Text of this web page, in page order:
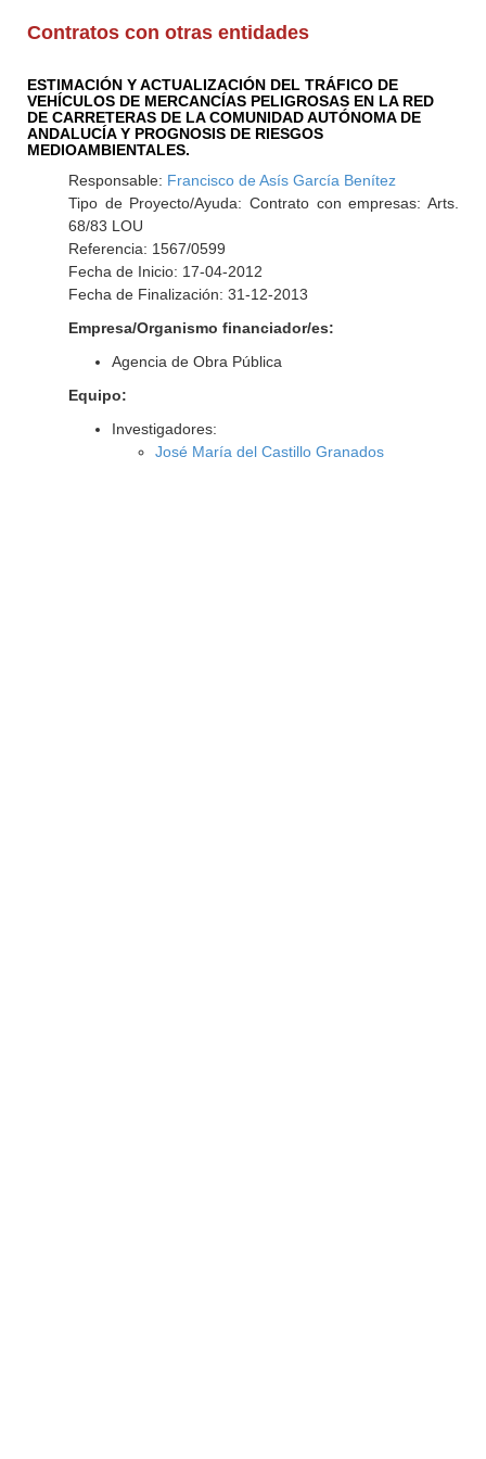
Contratos con otras entidades
ESTIMACIÓN Y ACTUALIZACIÓN DEL TRÁFICO DE
VEHÍCULOS DE MERCANCÍAS PELIGROSAS EN LA RED
DE CARRETERAS DE LA COMUNIDAD AUTÓNOMA DE
ANDALUCÍA Y PROGNOSIS DE RIESGOS
MEDIOAMBIENTALES.
Responsable: Francisco de Asís García Benítez
Tipo de Proyecto/Ayuda: Contrato con empresas: Arts.
68/83 LOU
Referencia: 1567/0599
Fecha de Inicio: 17-04-2012
Fecha de Finalización: 31-12-2013
Empresa/Organismo financiador/es:
Agencia de Obra Pública
Equipo:
Investigadores:
José María del Castillo Granados